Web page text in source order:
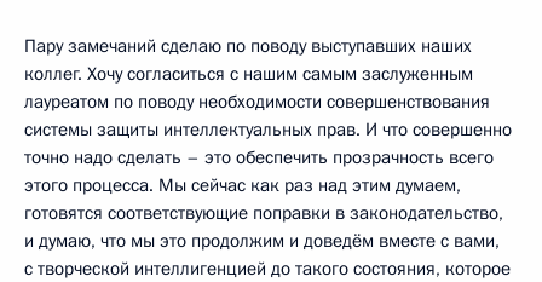
Пару замечаний сделаю по поводу выступавших наших
коллег. Хочу согласиться с нашим самым заслуженным
лауреатом по поводу необходимости совершенствования
системы защиты интеллектуальных прав. И что совершенно
точно надо сделать – это обеспечить прозрачность всего
этого процесса. Мы сейчас как раз над этим думаем,
готовятся соответствующие поправки в законодательство,
и думаю, что мы это продолжим и доведём вместе с вами,
с творческой интеллигенцией до такого состояния, которое